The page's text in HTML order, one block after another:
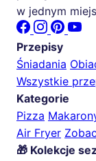
w jednym
Przepisy
Śniadania
Wszystkie
Kategorie
Pizza
Air Fryer
🎁 Kolekcje